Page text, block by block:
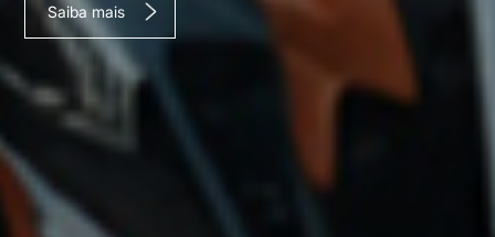
Saiba mais